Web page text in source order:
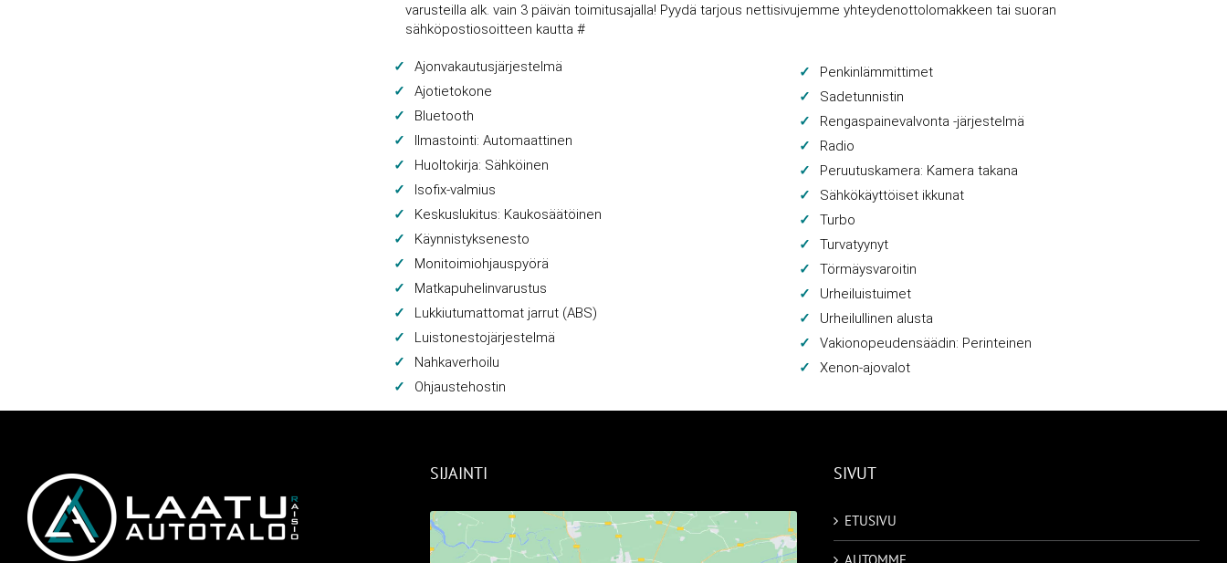
varusteilla alk. vain 3 päivän toimitusajalla! Pyydä tarjous nettisivujemme yhteydenottolomakkeen tai suoran
sähköpostiosoitteen kautta #
Ajonvakautusjärjestelmä
Ajotietokone
Bluetooth
Ilmastointi: Automaattinen
Huoltokirja: Sähköinen
Isofix-valmius
Keskuslukitus: Kaukosäätöinen
Käynnistyksenesto
Monitoimiohjauspyörä
Matkapuhelinvarustus
Lukkiutumattomat jarrut (ABS)
Luistonestojärjestelmä
Nahkaverhoilu
Ohjaustehostin
Penkinlämmittimet
Sadetunnistin
Rengaspainevalvonta -järjestelmä
Radio
Peruutuskamera: Kamera takana
Sähkökäyttöiset ikkunat
Turbo
Turvatyynyt
Törmäysvaroitin
Urheiluistuimet
Urheilullinen alusta
Vakionopeudensäädin: Perinteinen
Xenon-ajovalot
SIJAINTI SIVUT
ETUSIVU